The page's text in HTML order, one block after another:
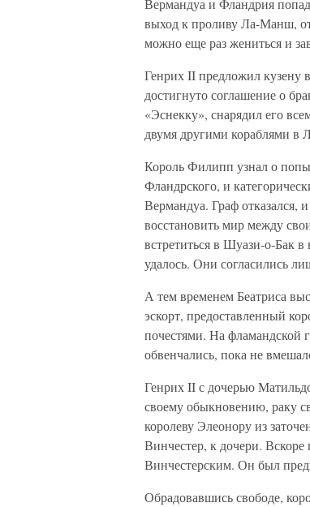
Вермандуа и Фландрия
выход к проливу Ла-Манш,
можно еще раз жениться и
Генрих II предложил кузену
достигнуто соглашение о
«Эснекку», снарядил его
двумя другими кораблями в
Король Филипп узнал о
Фландрского, и
Вермандуа. Граф отказался,
восстановить мир между
встретиться в Шуази-о-Бак
удалось. Они согласились
А тем временем Беатриса
эскорт, предоставленный
почестями. На фламандской
обвенчались, пока не
Генрих II с дочерью
своему обыкновению, раку
королеву Элеонору из
Винчестер, к дочери.
Винчестерским. Он был
Обрадовавшись свободе,